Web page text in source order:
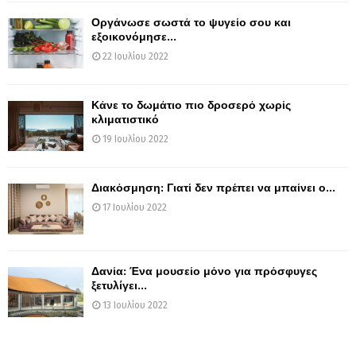
Οργάνωσε σωστά το ψυγείο σου και
εξοικονόμησε...
22 Ιουλίου 2022
Κάνε το δωμάτιο πιο δροσερό χωρίς
κλιματιστικό
19 Ιουλίου 2022
Διακόσμηση: Γιατί δεν πρέπει να μπαίνει ο...
17 Ιουλίου 2022
Δανία: Ένα μουσείο μόνο για πρόσφυγες
ξετυλίγει...
13 Ιουλίου 2022